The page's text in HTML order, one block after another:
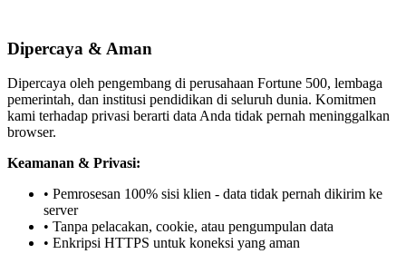
Dipercaya & Aman
Dipercaya oleh pengembang di perusahaan Fortune 500, lembaga
pemerintah, dan institusi pendidikan di seluruh dunia. Komitmen
kami terhadap privasi berarti data Anda tidak pernah meninggalkan
browser.
Keamanan & Privasi:
• Pemrosesan 100% sisi klien - data tidak pernah dikirim ke
server
• Tanpa pelacakan, cookie, atau pengumpulan data
• Enkripsi HTTPS untuk koneksi yang aman